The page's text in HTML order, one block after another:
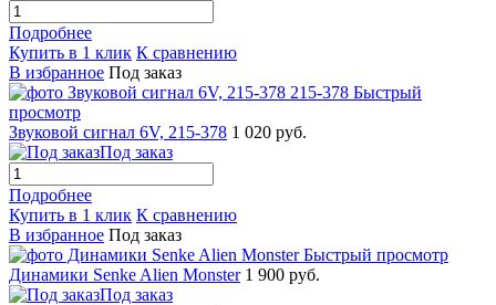
Подробнее
Купить в 1 клик К сравнению
В избранное Под заказ
Быстрый
просмотр
Звуковой сигнал 6V, 215-378 1 020 руб.
Под заказ
Подробнее
Купить в 1 клик К сравнению
В избранное Под заказ
Быстрый просмотр
Динамики Senke Alien Monster 1 900 руб.
Под заказ